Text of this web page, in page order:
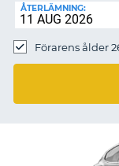
ÅTERLÄMNING:
Förarens ålder